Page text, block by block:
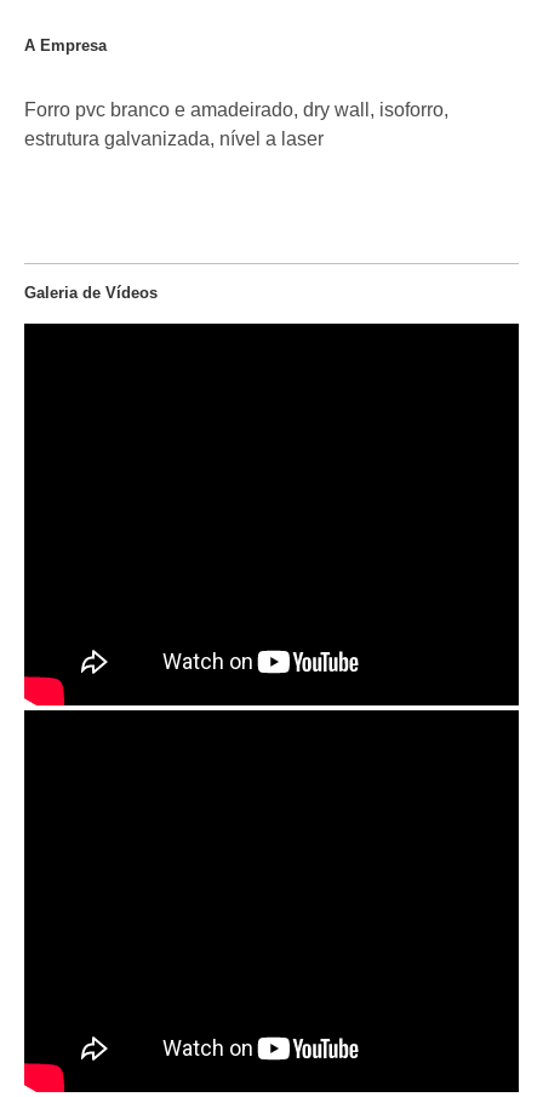
A Empresa
Forro pvc branco e amadeirado, dry wall, isoforro,
estrutura galvanizada, nível a laser
Galeria de Vídeos